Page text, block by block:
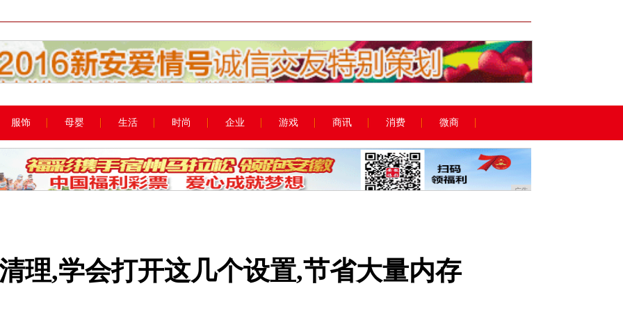
服饰 母婴 生活 时尚 企业 游戏 商讯 消费 微商
广告
理,学会打开这几个设置,节省大量内存